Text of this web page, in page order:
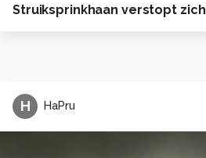
Struiksprinkhaan verstopt zich
H HaPru